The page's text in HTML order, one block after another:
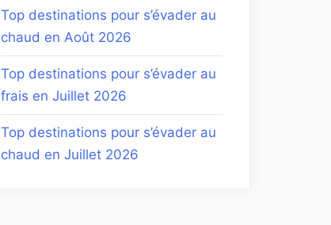
Top destinations pour s’évader au
chaud en Août 2026
Top destinations pour s’évader au
frais en Juillet 2026
Top destinations pour s’évader au
chaud en Juillet 2026